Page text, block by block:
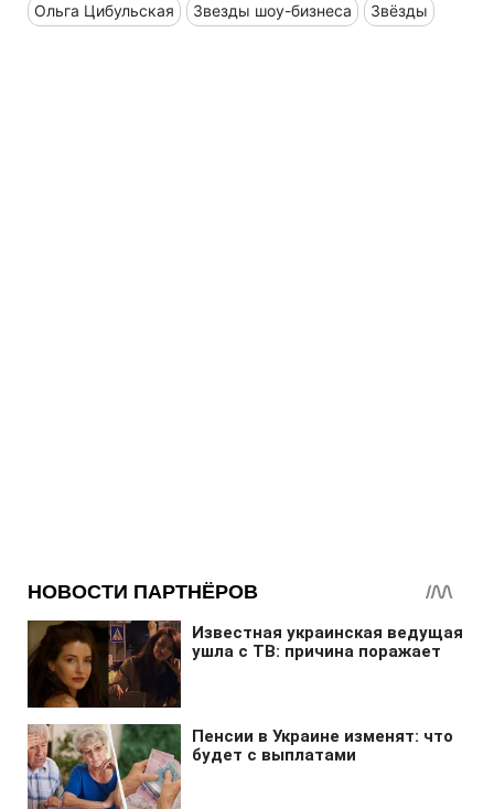
Ольга Цибульская Звезды шоу-бизнеса Звёзды